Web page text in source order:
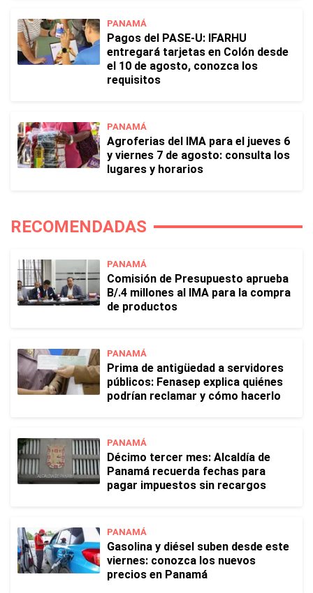
PANAMÁ
Pagos del PASE-U: IFARHU
entregará tarjetas en Colón desde
el 10 de agosto, conozca los
requisitos
PANAMÁ
Agroferias del IMA para el jueves 6
y viernes 7 de agosto: consulta los
lugares y horarios
RECOMENDADAS
PANAMÁ
Comisión de Presupuesto aprueba
B/.4 millones al IMA para la compra
de productos
PANAMÁ
Prima de antigüedad a servidores
públicos: Fenasep explica quiénes
podrían reclamar y cómo hacerlo
PANAMÁ
Décimo tercer mes: Alcaldía de
Panamá recuerda fechas para
pagar impuestos sin recargos
PANAMÁ
Gasolina y diésel suben desde este
viernes: conozca los nuevos
precios en Panamá